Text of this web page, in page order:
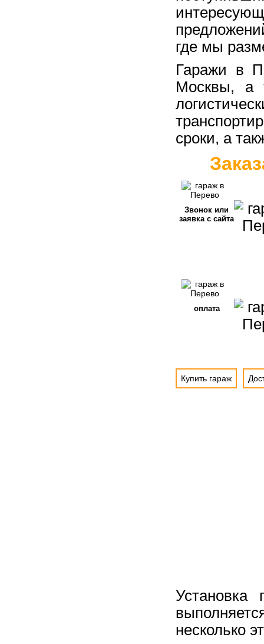
где мы
Гаражи в
Москвы,
сроки, а
Звонок или
заявка с сайта
оплата
Купить гараж
Установка
несколько